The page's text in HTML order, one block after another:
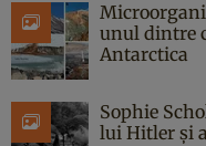
unul dintre
Antarctica
Sophie
lui Hitler și